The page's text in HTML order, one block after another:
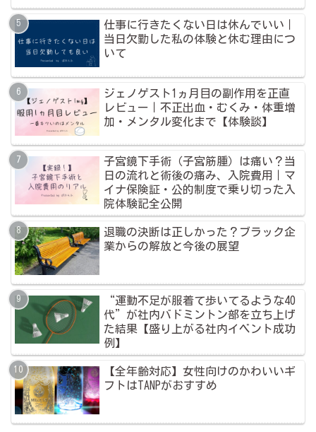
仕事に行きたくない日は休んでいい｜
当日欠勤した私の体験と休む理由につ
いて
ジェノゲスト1ヵ月目の副作用を正直
レビュー｜不正出血・むくみ・体重増
加・メンタル変化まで【体験談】
子宮鏡下手術（子宮筋腫）は痛い？当
日の流れと術後の痛み、入院費用｜マ
イナ保険証・公的制度で乗り切った入
院体験記全公開
退職の決断は正しかった？ブラック企
業からの解放と今後の展望
“運動不足が服着て歩いてるような40
代”が社内バドミントン部を立ち上げ
た結果【盛り上がる社内イベント成功
例】
【全年齢対応】女性向けのかわいいギ
フトはTANPがおすすめ